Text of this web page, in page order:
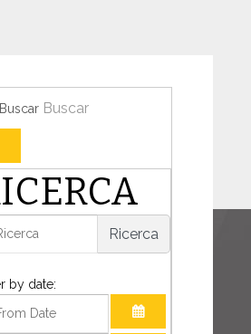
Forum
UN MUNDO
el Papa León
Buscar
Ricerca
by date: